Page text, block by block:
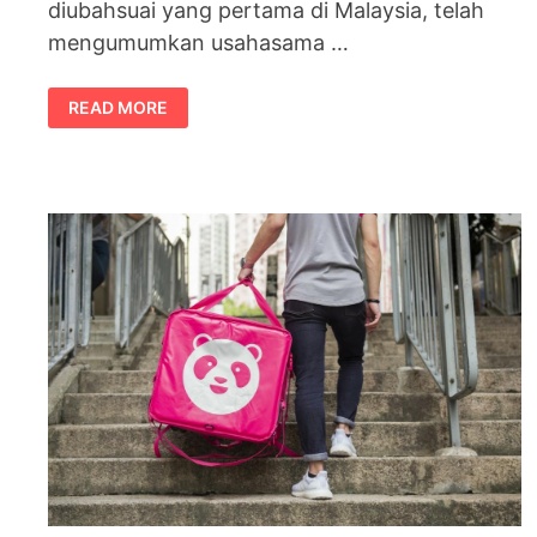
diubahsuai yang pertama di Malaysia, telah
mengumumkan usahasama …
PASUKAN
PUBG
MOBILE
BERAKSI
DI
PUBG
MOBILE
PRO
LEAGUE
(PMPL)
MYSG
READ MORE